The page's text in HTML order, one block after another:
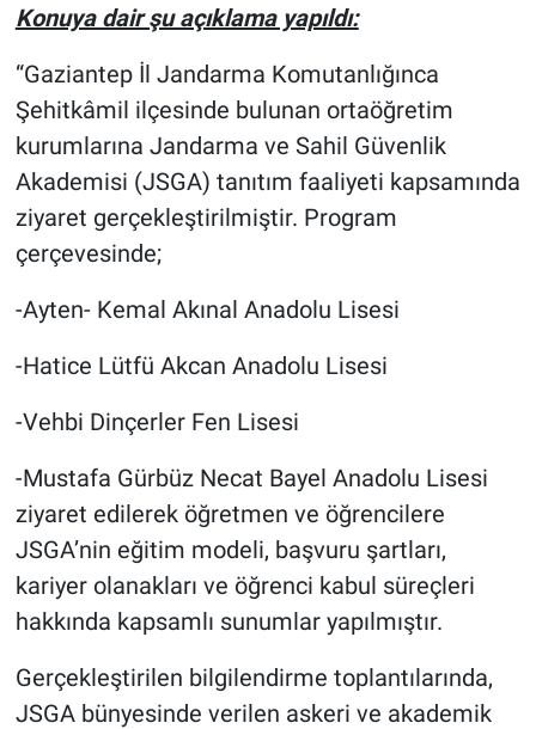
Konuya dair şu açıklama yapıldı:
“Gaziantep İl Jandarma Komutanlığınca
Şehitkâmil ilçesinde bulunan ortaöğretim
kurumlarına Jandarma ve Sahil Güvenlik
Akademisi (JSGA) tanıtım faaliyeti kapsamında
ziyaret gerçekleştirilmiştir. Program
çerçevesinde;
-Ayten- Kemal Akınal Anadolu Lisesi
-Hatice Lütfü Akcan Anadolu Lisesi
-Vehbi Dinçerler Fen Lisesi
-Mustafa Gürbüz Necat Bayel Anadolu Lisesi
ziyaret edilerek öğretmen ve öğrencilere
JSGA’nin eğitim modeli, başvuru şartları,
kariyer olanakları ve öğrenci kabul süreçleri
hakkında kapsamlı sunumlar yapılmıştır.
Gerçekleştirilen bilgilendirme toplantılarında,
JSGA bünyesinde verilen askeri ve akademik